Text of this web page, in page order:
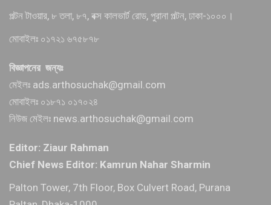
পল্টন টাওয়ার, ৮ তলা, ৮৭, বক্স কালভার্ট রোড, পুরানা পল্টন, ঢাকা-১০০০।
মোবাইলঃ ০১৭২১ ৬৭৫৮৭৮
বিজ্ঞাপনের জন্যঃ
মেইলঃ ads.arthosuchak@gmail.com
মোবাইলঃ ০১৮৭১ ০১৭০২৪
নিউজ মেইলঃ news.arthosuchak@gmail.com
Editor: Ziaur Rahman
Chief News Editor: Kamrun Nahar Sharmin
Palton Tower, 7th Floor, Box Culvert Road, Purana